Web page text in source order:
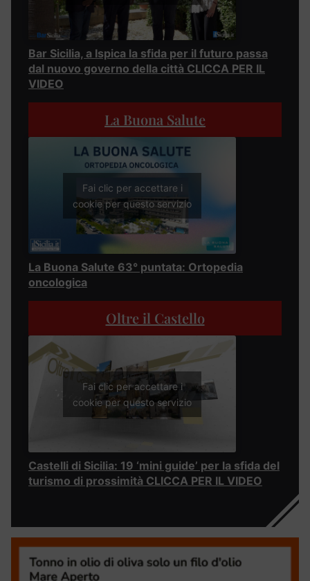
Bar Sicilia, a Ispica la sfida per il futuro passa
dal nuovo governo della città CLICCA PER IL
VIDEO
La Buona Salute
Fai clic per accettare i
cookie per questo servizio
La Buona Salute 63° puntata: Ortopedia
oncologica
Oltre il Castello
Fai clic per accettare i
cookie per questo servizio
Castelli di Sicilia: 19 ‘mini guide’ per la sfida del
turismo di prossimità CLICCA PER IL VIDEO